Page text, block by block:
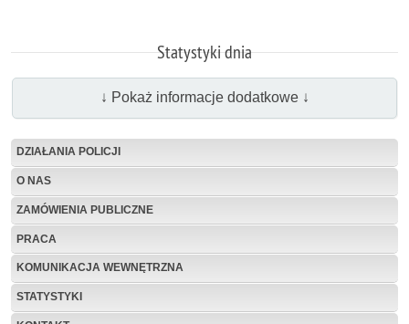
Statystyki dnia
↓ Pokaż informacje dodatkowe ↓
DZIAŁANIA POLICJI
O NAS
ZAMÓWIENIA PUBLICZNE
PRACA
KOMUNIKACJA WEWNĘTRZNA
STATYSTYKI